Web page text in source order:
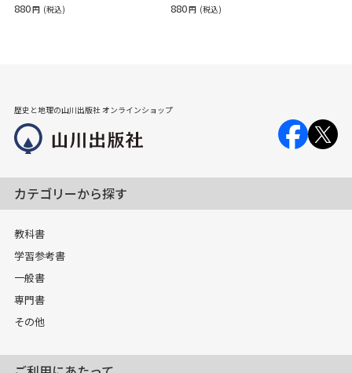
880円 (税込) 880円 (税込)
歴史と地理の山川出版社 オンラインショップ
カテゴリーから探す
教科書
学習参考書
一般書
専門書
その他